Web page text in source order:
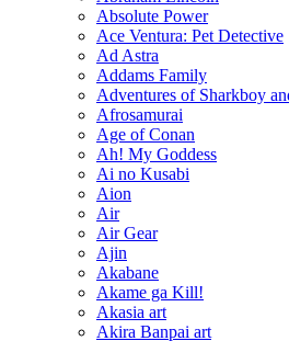
Absolute Power
Ace Ventura: Pet Detective
Ad Astra
Addams Family
Adventures of Sharkboy
Afrosamurai
Age of Conan
Ah! My Goddess
Ai no Kusabi
Aion
Air
Air Gear
Ajin
Akabane
Akame ga Kill!
Akasia art
Akira Banpai art